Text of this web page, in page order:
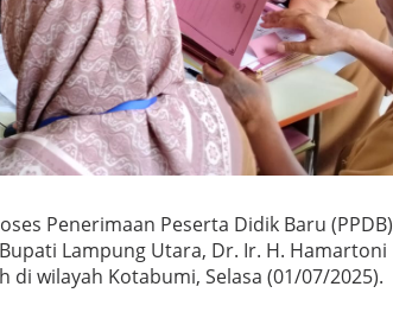
Penerimaan Peserta Didik Baru (PPDB)
Lampung Utara, Dr. Ir. H. Hamartoni
di wilayah Kotabumi, Selasa (01/07/2025).